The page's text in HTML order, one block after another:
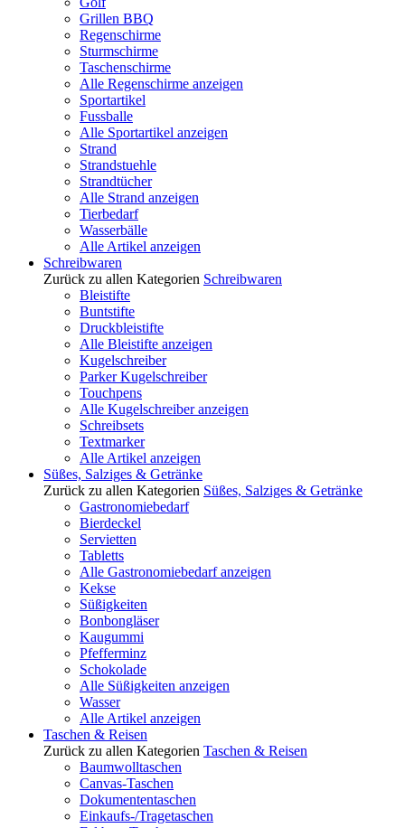
Grillen BBQ
Regenschirme
Sturmschirme
Taschenschirme
Alle Regenschirme anzeigen
Sportartikel
Fussballe
Alle Sportartikel anzeigen
Strand
Strandstuehle
Strandtücher
Alle Strand anzeigen
Tierbedarf
Wasserbälle
Alle Artikel anzeigen
Schreibwaren
Zurück zu allen Kategorien Schreibwaren
Bleistifte
Buntstifte
Druckbleistifte
Alle Bleistifte anzeigen
Kugelschreiber
Parker Kugelschreiber
Touchpens
Alle Kugelschreiber anzeigen
Schreibsets
Textmarker
Alle Artikel anzeigen
Süßes, Salziges & Getränke
Zurück zu allen Kategorien Süßes, Salziges & Getränke
Gastronomiebedarf
Bierdeckel
Servietten
Tabletts
Alle Gastronomiebedarf anzeigen
Kekse
Süßigkeiten
Bonbongläser
Kaugummi
Pfefferminz
Schokolade
Alle Süßigkeiten anzeigen
Wasser
Alle Artikel anzeigen
Taschen & Reisen
Zurück zu allen Kategorien Taschen & Reisen
Baumwolltaschen
Canvas-Taschen
Dokumententaschen
Einkaufs-/Tragetaschen